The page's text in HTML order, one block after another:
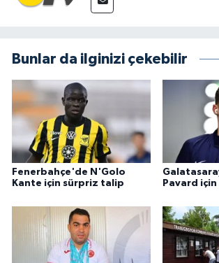
Bunlar da ilginizi çekebilir
Fenerbahçe'de N'Golo
Kante için sürpriz talip
Pavard